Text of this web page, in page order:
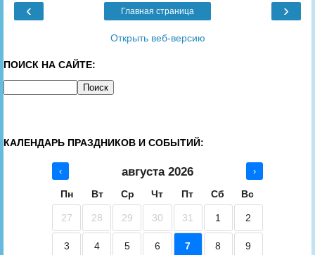
‹ ›
Главная страница
Открыть веб-версию
ПОИСК НА САЙТЕ:
КАЛЕНДАРЬ ПРАЗДНИКОВ И СОБЫТИЙ:
‹ августа 2026 ›
Пн Вт Ср Чт Пт Сб Вс
27 28 29 30 31 1 2
3 4 5 6 7 8 9